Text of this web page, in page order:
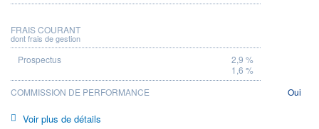
FRAIS COURANT
dont frais de gestion
2,9 %
1,6 %
COMMISSION DE PERFORMANCE
Oui
Voir plus de détails